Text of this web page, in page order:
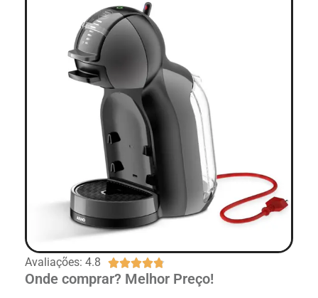
Avaliações: 4.8 
Onde comprar? Melhor Preço!